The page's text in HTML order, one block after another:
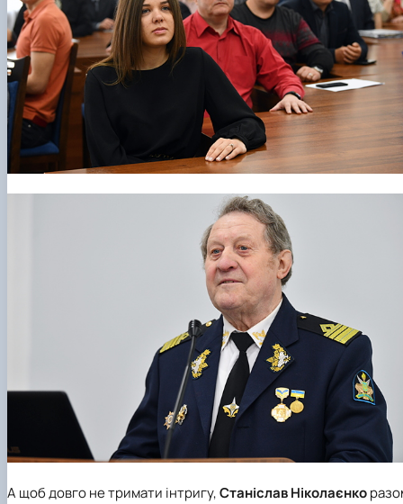
А щоб довго не тримати інтригу,Станіслав Ніколаєнко